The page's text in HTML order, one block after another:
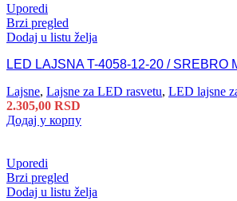
Uporedi
Brzi pregled
Dodaj u listu želja
LED LAJSNA T-4058-12-20 / SREBRO
Lajsne, Lajsne za LED rasvetu, LED lajsne
2.305,00 RSD
Додај у корпу
Uporedi
Brzi pregled
Dodaj u listu želja